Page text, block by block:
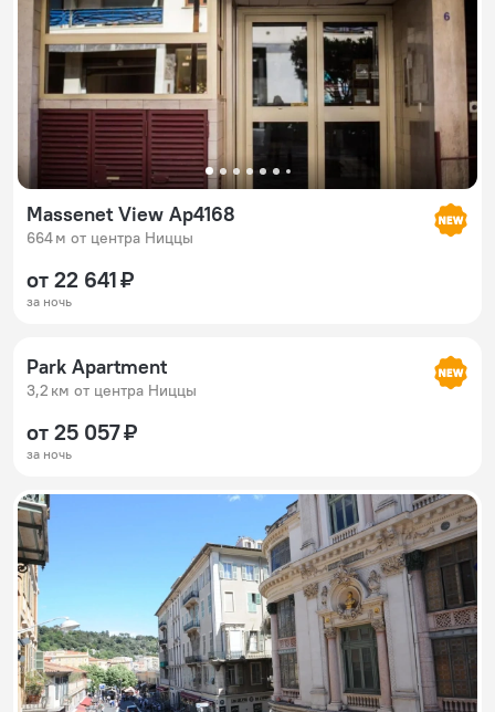
Massenet View Ap4168
664 м от центра Ниццы
от 22 641 ₽
за ночь
Park Apartment
3,2 км от центра Ниццы
от 25 057 ₽
за ночь